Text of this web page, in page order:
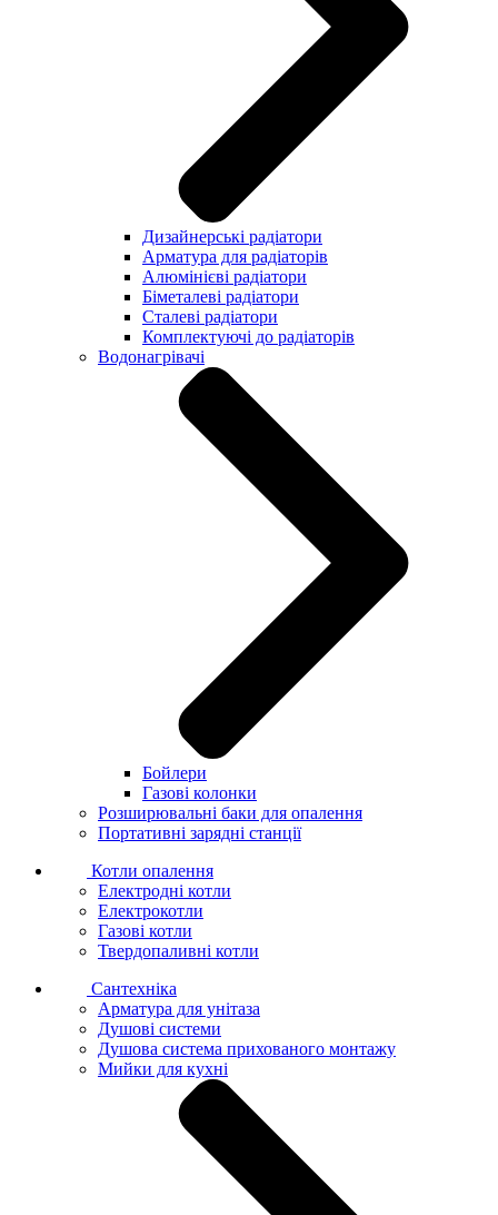
Дизайнерські радіатори
Арматура для радіаторів
Алюмінієві радіатори
Біметалеві радіатори
Сталеві радіатори
Комплектуючі до радіаторів
Водонагрівачі
Бойлери
Газові колонки
Розширювальні баки для опалення
Портативні зарядні станції
Котли опалення
Електродні котли
Електрокотли
Газові котли
Твердопаливні котли
Сантехніка
Арматура для унітаза
Душові системи
Душова система прихованого монтажу
Мийки для кухні